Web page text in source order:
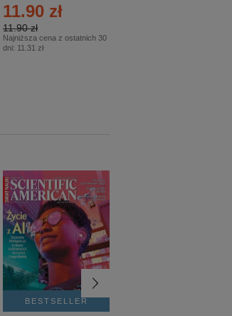
11.90 zł
11.90 zł
Najniższa cena z ostatnich 30
dni: 11.31 zł
BESTSELLER